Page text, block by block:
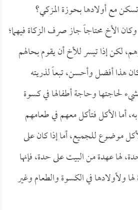
مع أولادها بحوزة المزكي؟
الأخ محتاجاً جاز صرف الزكاة فيهما؛
لكن إذا تيسر للأخ أن يقوم بحالهم
هذا أفضل وأحسن، تبعاً لذريته
لحاجتها وحاجة أطفالها في كسوة
أما الأكل فتأكل معهم في طعامهم
موضوع للجميع، أما إذا كان على
لها عهدة من البيت على حدة، فإنها
ولأولادها في الكسوة والطعام وغير